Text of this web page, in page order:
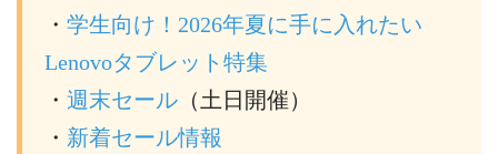
・ 学生向け！2026年夏に手に入れたい
Lenovoタブレット特集
・ 週末セール （土日開催）
・ 新着セール情報